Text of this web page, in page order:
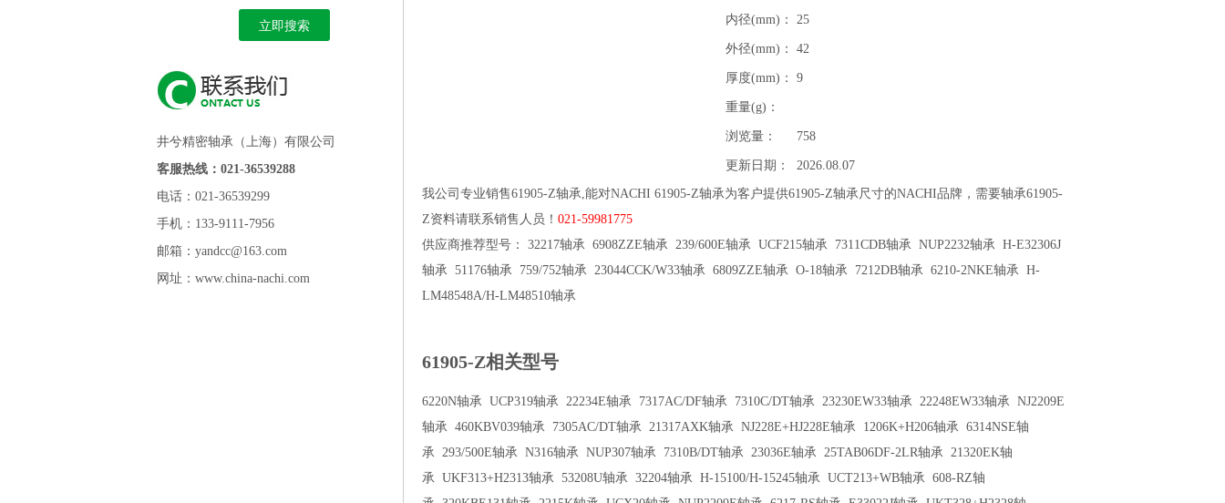
井兮精密轴承（上海）有限公司
客服热线：021-36539288
电话：021-36539299
手机：133-9111-7956
邮箱：yandcc@163.com
网址：www.china-nachi.com
内径(mm)： 25
外径(mm)： 42
厚度(mm)： 9
重量(g)：
浏览量： 758
更新日期： 2026.08.07
我公司专业销售61905-Z轴承,能对NACHI 61905-Z轴承为客户提供61905-Z轴承尺寸的NACHI品牌，需要轴承61905-
Z资料请联系销售人员！ 021-59981775
供应商推荐型号： 32217轴承 6908ZZE轴承 239/600E轴承 UCF215轴承 7311CDB轴承 NUP2232轴承 H-E32306J
轴承 51176轴承 759/752轴承 23044CCK/W33轴承 6809ZZE轴承 O-18轴承 7212DB轴承 6210-2NKE轴承 H-
LM48548A/H-LM48510轴承
61905-Z相关型号
6220N轴承 UCP319轴承 22234E轴承 7317AC/DF轴承 7310C/DT轴承 23230EW33轴承 22248EW33轴承 NJ2209E
轴承 460KBV039轴承 7305AC/DT轴承 21317AXK轴承 NJ228E+HJ228E轴承 1206K+H206轴承 6314NSE轴
承 293/500E轴承 N316轴承 NUP307轴承 7310B/DT轴承 23036E轴承 25TAB06DF-2LR轴承 21320EK轴
承 UKF313+H2313轴承 53208U轴承 32204轴承 H-15100/H-15245轴承 UCT213+WB轴承 608-RZ轴